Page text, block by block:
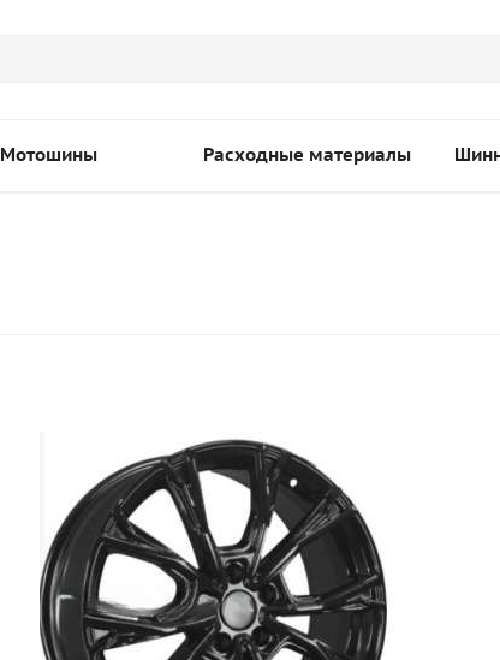
Мотошины Расходные материалы